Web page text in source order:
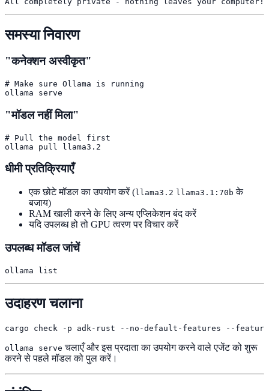
समस्या निवारण
"कनेक्शन अस्वीकृत"
# Make sure Ollama is running
ollama serve
"मॉडल नहीं मिला"
# Pull the model first
ollama pull llama3.2
धीमी प्रतिक्रियाएँ
एक छोटे मॉडल का उपयोग करें (llama3.2 llama3.1:70b के
बजाय)
RAM खाली करने के लिए अन्य एप्लिकेशन बंद करें
यदि उपलब्ध हो तो GPU त्वरण पर विचार करें
उपलब्ध मॉडल जांचें
ollama list
उदाहरण चलाना
cargo check -p adk-rust --no-default-features --
ollama serve चलाएँ और इस प्रदाता का उपयोग करने वाले एजेंट को शुरू
करने से पहले मॉडल को पुल करें।